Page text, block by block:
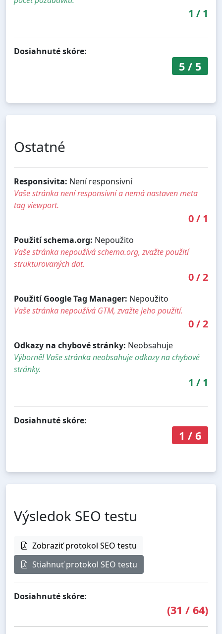
1 / 1
Dosiahnuté skóre:
5/ 5
Ostatné
Responsivita: Není responsivní
Vaše stránka není responsivní a nemá nastaven meta
tag viewport.
0/ 1
Použití schema.org: Nepoužito
Vaše stránka nepoužívá schema.org, zvažte použití
strukturovaných dat.
0/2
Použití Google Tag Manager: Nepoužito
Vaše stránka nepoužívá GTM, zvažte jeho použití.
0/2
Odkazy na chybové stránky: Neobsahuje
Výborně! Vaše stránka neobsahuje odkazy na chybové
stránky.
1 / 1
Dosiahnuté skóre:
1 / 6
Výsledok SEO testu
Zobraziť protokol SEO testu
Stiahnuť protokol SEO testu
Dosiahnuté skóre:
(31 / 64)